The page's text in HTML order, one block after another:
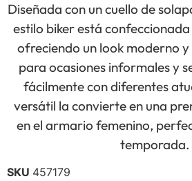
Diseñada con un cuello de
estilo biker está
ofreciendo un look moderno y
para ocasiones informales y
fácilmente con diferentes
versátil la convierte en una
en el armario femenino,
temporada.
SKU 457179